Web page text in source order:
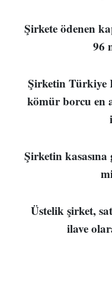
Şirkete ödenen
96
Şirketin Türkiye
kömür borcu en
Şirketin
Üstelik şirket,
ilave